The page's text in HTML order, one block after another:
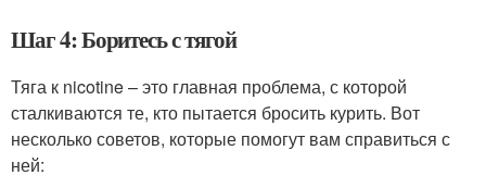
Шаг 4: Боритесь с тягой
Тяга к nicotine – это главная проблема, с которой
сталкиваются те, кто пытается бросить курить. Вот
несколько советов, которые помогут вам справиться с
ней: